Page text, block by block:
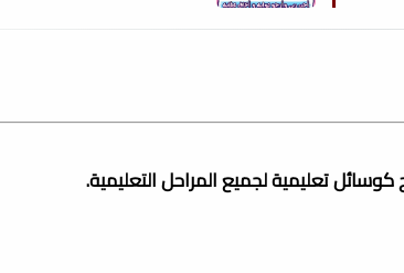
تعليمية لجميع المراحل التعليمية.